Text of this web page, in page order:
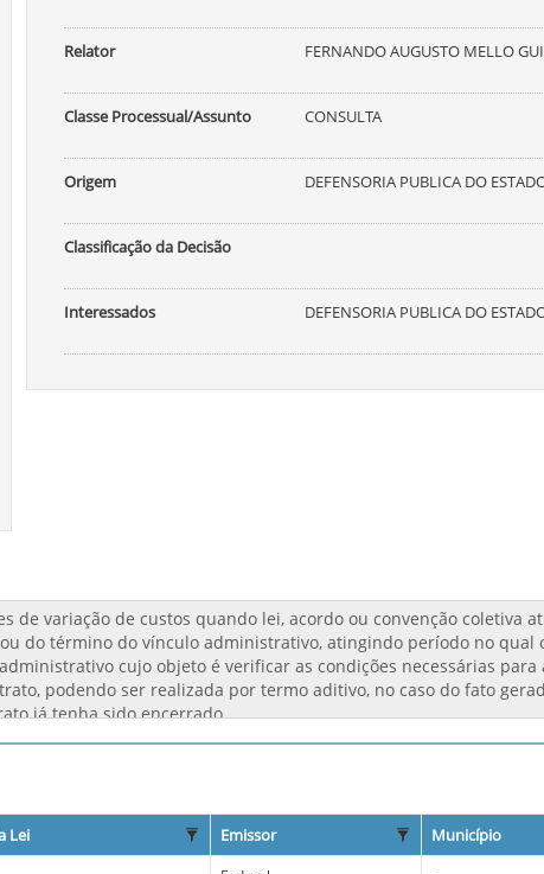
Relator FERNANDO AUGUSTO MELLO
Classe Processual/Assunto CONSULTA
Origem DEFENSORIA PUBLICA DO
Classificação da Decisão
Interessados DEFENSORIA PUBLICA DO
Lei Emissor Município